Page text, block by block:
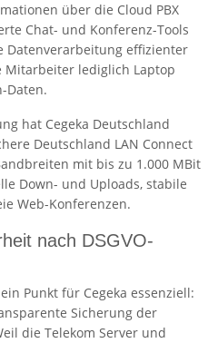
über die Cloud PBX
Chat- und Konferenz-Tools
Datenverarbeitung effizienter
lediglich Laptop
Daten.
hat Cegeka Deutschland
Deutschland LAN Connect
mit bis zu 1.000 MBit
Down- und Uploads, stabile
Web-Konferenzen.
nach DSGVO-
Punkt für Cegeka essenziell:
Sicherung der
die Telekom Server und